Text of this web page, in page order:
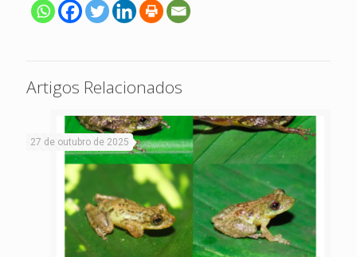
Artigos Relacionados
27 de outubro de 2025